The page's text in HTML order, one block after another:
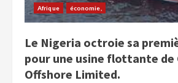
Afrique économie,
Le Nigeria octroie sa
pour une usine flottante de
Offshore Limited.